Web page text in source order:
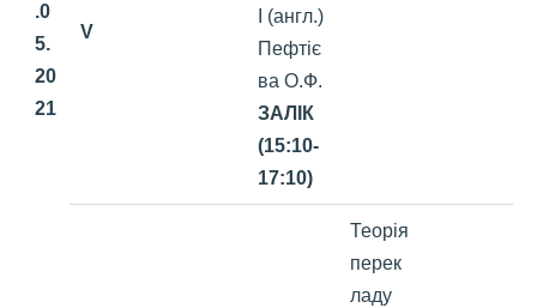
.0
5.
20
21
V
І (англ.)
Пефтіє
ва О.Ф.
ЗАЛІК
(15:10-
17:10)
Теорія
перек
ладу